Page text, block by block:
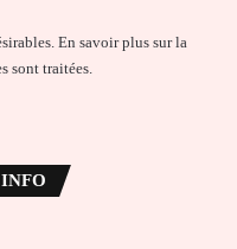
En savoir plus sur la
sont traitées